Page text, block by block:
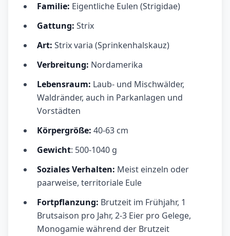
Familie: Eigentliche Eulen (Strigidae)
Gattung: Strix
Art: Strix varia (Sprinkenhalskauz)
Verbreitung: Nordamerika
Lebensraum: Laub- und Mischwälder,
Waldränder, auch in Parkanlagen und
Vorstädten
Körpergröße: 40-63 cm
Gewicht: 500-1040 g
Soziales Verhalten: Meist einzeln oder
paarweise, territoriale Eule
Fortpflanzung: Brutzeit im Frühjahr, 1
Brutsaison pro Jahr, 2-3 Eier pro Gelege,
Monogamie während der Brutzeit